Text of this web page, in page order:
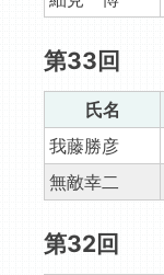
第33回
氏名
我藤勝彦
無敵幸二
第32回